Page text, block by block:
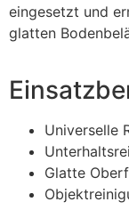
eingesetzt und
glatten
Universelle
Glatte